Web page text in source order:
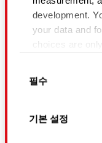
development.
your data and
choices are
You can
time from the
필수
기본 설정
자 약관에 위
텐츠)를 최대
하고 있습니다.
츠를 신고함
- 각 플랫폼에